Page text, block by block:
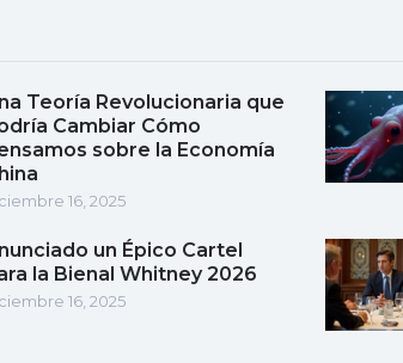
Teoría Revolucionaria que
Cambiar Cómo
sobre la Economía
16, 2025
un Épico Cartel
la Bienal Whitney 2026
16, 2025